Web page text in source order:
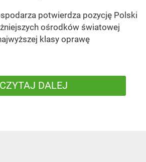
potwierdza pozycję Polski
ośrodków światowej
klasy oprawę
CZYTAJ DALEJ